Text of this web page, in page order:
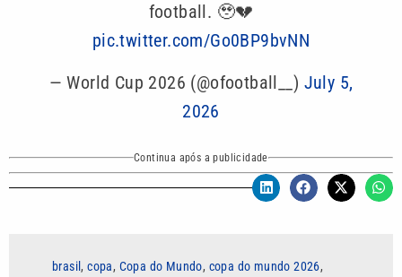
football. 🥹💔
pic.twitter.com/Go0BP9bvNN
— World Cup 2026 (@ofootball__) July 5,
2026
Continua após a publicidade
brasil,copa, Copa do Mundo, copa do mundo 2026,